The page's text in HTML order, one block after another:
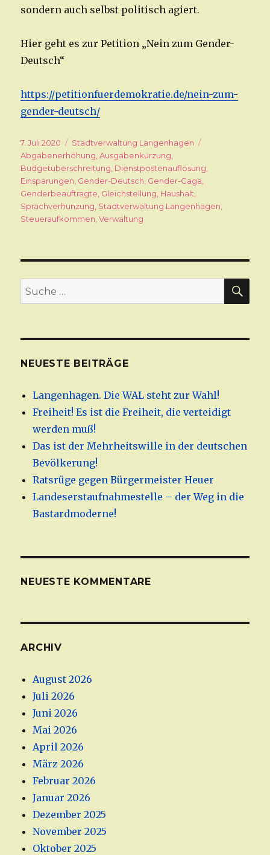
sondern auch selbst politisch agiert.
Hier geht es zur Petition „Nein zum Gender-
Deutsch“
https://petitionfuerdemokratie.de/nein-zum-
gender-deutsch/
Veröffentlicht
am
7. Juli 2020 Kategorien
Stadtverwaltung Langenhagen
Abgabenerhöhung,Ausgabenkürzung,
Budgetüberschreitung, Dienstpostenauflösung,
Einsparungen, Gender-Deutsch, Gender-Gaga,
Genderbeauftragte, Gleichstellung, Haushalt,
Sprachverhunzung, Stadtverwaltung Langenhagen,
Steueraufkommen,Verwaltung
Suche
nach:
NEUESTE BEITRÄGE
Langenhagen. Die WAL steht zur Wahl!
Freiheit! Es ist die Freiheit, die verteidigt
werden muß!
Das ist der Mehrheitswille in der deutschen
Bevölkerung!
Ratsrüge gegen Bürgermeister Heuer
Landeserstaufnahmestelle – der Weg in die
Bastardmoderne!
NEUESTE KOMMENTARE
ARCHIV
August 2026
Juli 2026
Juni 2026
Mai 2026
April 2026
März 2026
Februar 2026
Januar 2026
Dezember 2025
November 2025
Oktober 2025